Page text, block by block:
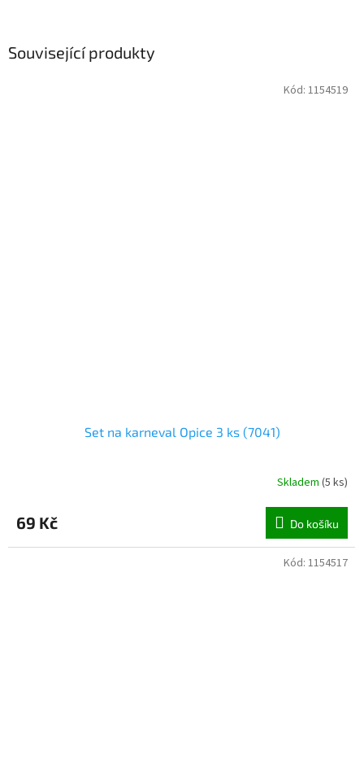
Související produkty
Set na karneval Opice 3 ks (7041)
Skladem (5 ks)
69 Kč Do košíku
Kód: 1154519
Kód: 1154517